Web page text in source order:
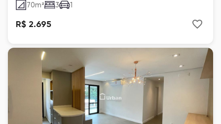
70m² 3 1
R$ 2.695